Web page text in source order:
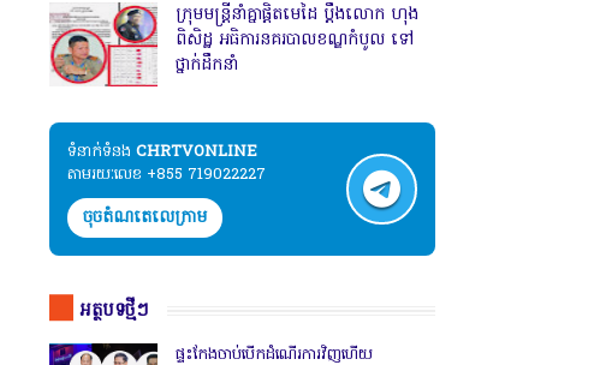
ក្រុមមន្ត្រីនាំគ្នាផ្ដិតមេដៃ ប្ដឹងលោក ហុង
ពិសិដ្ឋ អធិការនគរបាលខណ្ឌកំបូល ទៅ
ថ្នាក់ដឹកនាំ
ទំនាក់ទំនង​​ CHRTVONLINE
តាមរយៈលេខ +855 719022227
ចុចតំណតេលេក្រាម
អត្ថបទថ្មីៗ
ផ្ទះកែងចាប់បើកដំណើរការវិញហើយ